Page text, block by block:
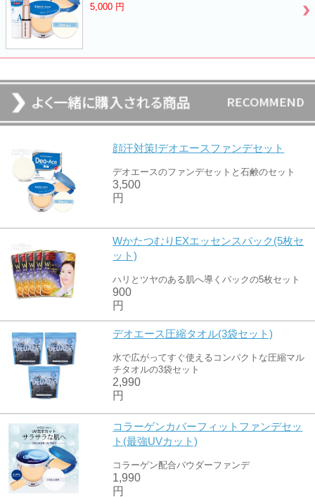
5,000 円
顔汗対策!デオエースファンデセット
デオエースのファンデセットと石鹸のセット
3,500
円
WかたつむりEXエッセンスパック(5枚セ
ット)
ハリとツヤのある肌へ導くパックの5枚セット
900
円
デオエース圧縮タオル(3袋セット)
水で広がってすぐ使えるコンパクトな圧縮マル
チタオルの3袋セット
2,990
円
コラーゲンカバーフィットファンデセッ
ト(最強UVカット)
コラーゲン配合パウダーファンデ
1,990
円